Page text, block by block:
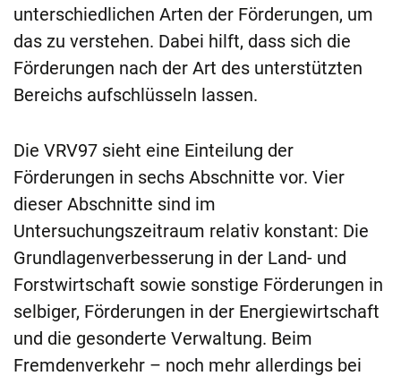
unterschiedlichen Arten der Förderungen, um
das zu verstehen. Dabei hilft, dass sich die
Förderungen nach der Art des unterstützten
Bereichs aufschlüsseln lassen.
Die VRV97 sieht eine Einteilung der
Förderungen in sechs Abschnitte vor. Vier
dieser Abschnitte sind im
Untersuchungszeitraum relativ konstant: Die
Grundlagenverbesserung in der Land- und
Forstwirtschaft sowie sonstige Förderungen in
selbiger, Förderungen in der Energiewirtschaft
und die gesonderte Verwaltung. Beim
Fremdenverkehr – noch mehr allerdings bei